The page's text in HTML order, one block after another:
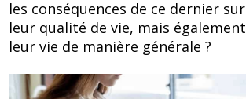
les conséquences de ce dernier sur
leur qualité de vie, mais également
leur vie de manière générale ?